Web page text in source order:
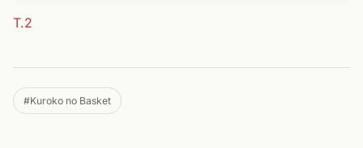
T.2
#Kuroko no Basket